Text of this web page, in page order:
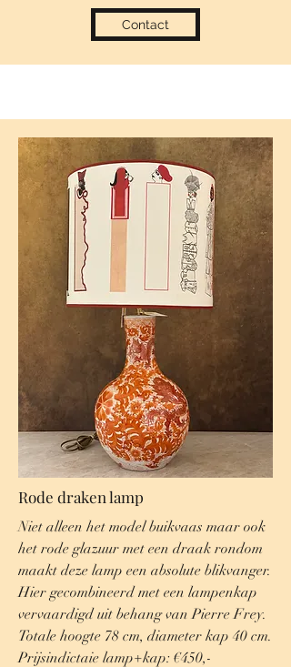
Contact
Rode draken lamp
Niet alleen het model buikvaas maar ook
het rode glazuur met een draak rondom
maakt deze lamp een absolute blikvanger.
Hier gecombineerd met een lampenkap
vervaardigd uit behang van Pierre Frey.
Totale hoogte 78 cm, diameter kap 40 cm.
Prijsindictaie lamp+kap: €450,-